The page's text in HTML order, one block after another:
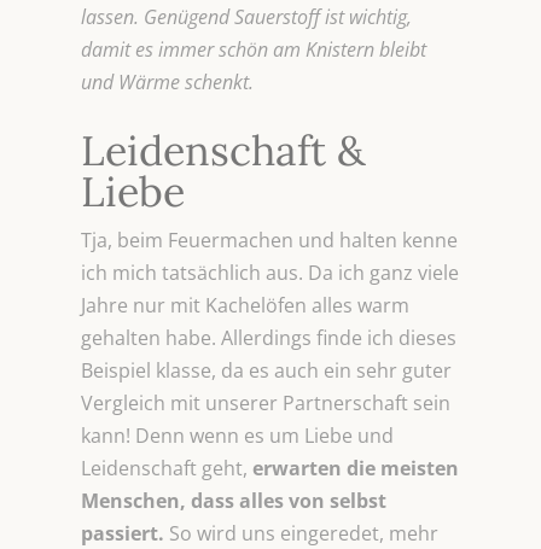
lassen. Genügend Sauerstoff ist wichtig,
damit es immer schön am Knistern bleibt
und Wärme schenkt.
Leidenschaft &
Liebe
Tja, beim Feuermachen und halten kenne
ich mich tatsächlich aus. Da ich ganz viele
Jahre nur mit Kachelöfen alles warm
gehalten habe. Allerdings finde ich dieses
Beispiel klasse, da es auch ein sehr guter
Vergleich mit unserer Partnerschaft sein
kann! Denn wenn es um Liebe und
Leidenschaft geht,erwarten die meisten
Menschen, dass alles von selbst
passiert. So wird uns eingeredet, mehr